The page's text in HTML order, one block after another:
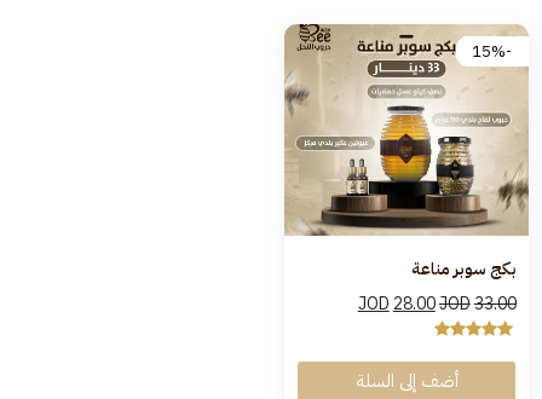
-15%
بكج سوبر مناعة
JOD33.00
JOD 28.00
أضف إلى السلة